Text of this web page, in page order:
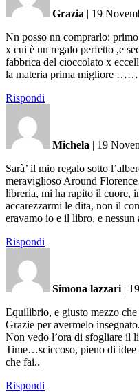
Grazia | 19
Nn posso nn comprarlo:
x cui è un regalo perfetto ,e
fabbrica del cioccolato x
la materia prima migliore ……
Rispondi
Michela | 19
Sarà’ il mio regalo sotto
meraviglioso Around
libreria, mi ha rapito il cuore,
accarezzarmi le dita, non il
eravamo io e il libro, e
Rispondi
Simona lazzari |
Equilibrio, e giusto mezzo
Grazie per avermelo insegnato.
Non vedo l’ora di sfogliare il
Time…sciccoso, pieno di idee
che fai..
Rispondi